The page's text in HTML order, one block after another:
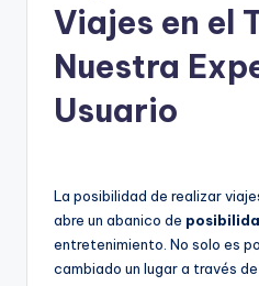
Viajes en el
Nuestra
Usuario
La posibilidad de realizar
abre un abanico de
entretenimiento. No solo es
cambiado un lugar a través